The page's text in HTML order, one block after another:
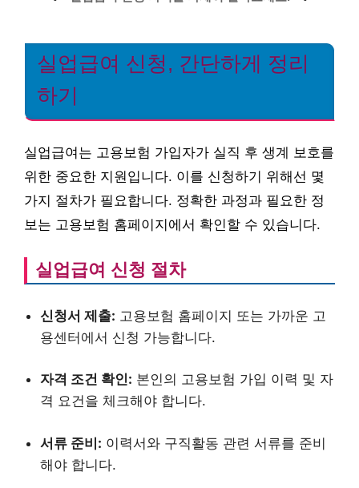
실업급여 신청, 간단하게 정리
하기
실업급여는 고용보험 가입자가 실직 후 생계 보호를
위한 중요한 지원입니다. 이를 신청하기 위해선 몇
가지 절차가 필요합니다. 정확한 과정과 필요한 정
보는 고용보험 홈페이지에서 확인할 수 있습니다.
실업급여 신청 절차
신청서 제출: 고용보험 홈페이지 또는 가까운 고
용센터에서 신청 가능합니다.
자격 조건 확인: 본인의 고용보험 가입 이력 및 자
격 요건을 체크해야 합니다.
서류 준비: 이력서와 구직활동 관련 서류를 준비
해야 합니다.